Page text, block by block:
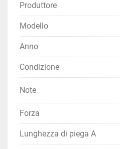
Produttore
Modello
Anno
Condizione
Note
Forza
Lunghezza di piega A